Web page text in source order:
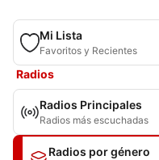
Mi Lista
Favoritos y Recientes
Radios
Radios Principales
Radios más escuchadas
Radios por género